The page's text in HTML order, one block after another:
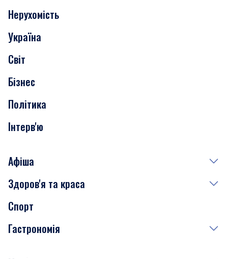
Події
Скандали
Нерухомість
Транспорт
Нерухомість
Україна
Світ
Бізнес
Політика
Інтерв'ю
Афіша
Сьогодні
Завтра
Субота
Здоров'я та краса
Медицина
Краса
Спорт
Гастрономія